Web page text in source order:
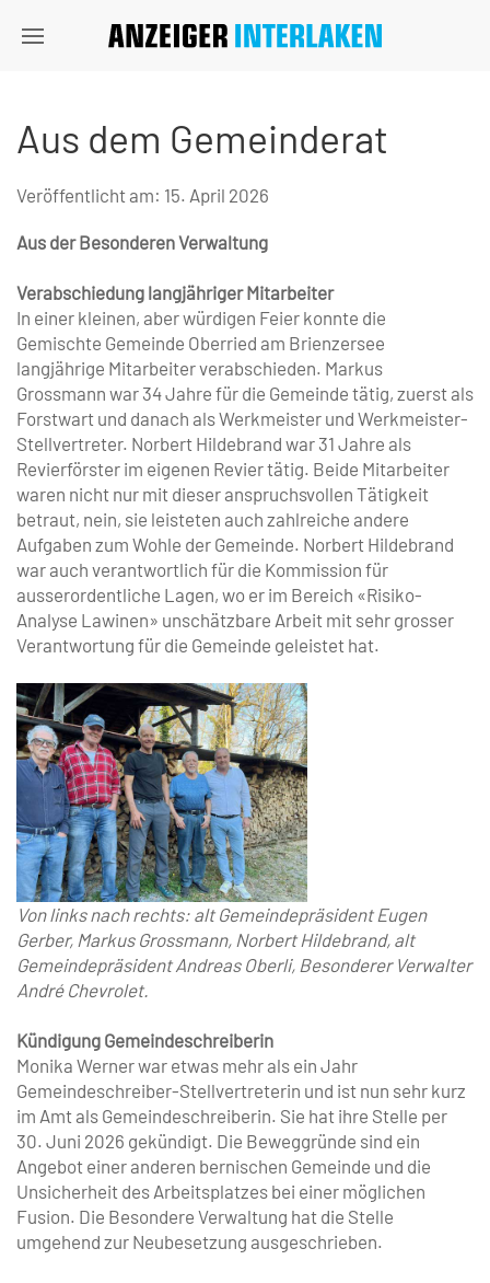
Aus dem Gemeinderat
Veröffentlicht am: 15. April 2026
Aus der Besonderen Verwaltung
Verabschiedung langjähriger Mitarbeiter
In einer kleinen, aber würdigen Feier konnte die
Gemischte Gemeinde Oberried am Brienzersee
langjährige Mitarbeiter verabschieden. Markus
Grossmann war 34 Jahre für die Gemeinde tätig, zuerst als
Forstwart und danach als Werkmeister und Werkmeister-
Stellvertreter. Norbert Hildebrand war 31 Jahre als
Revierförster im eigenen Revier tätig. Beide Mitarbeiter
waren nicht nur mit dieser anspruchsvollen Tätigkeit
betraut, nein, sie leisteten auch zahlreiche andere
Aufgaben zum Wohle der Gemeinde. Norbert Hildebrand
war auch verantwortlich für die Kommission für
ausserordentliche Lagen, wo er im Bereich «Risiko-
Analyse Lawinen» unschätzbare Arbeit mit sehr grosser
Verantwortung für die Gemeinde geleistet hat.
Von links nach rechts: alt Gemeindepräsident Eugen
Gerber, Markus Grossmann, Norbert Hildebrand, alt
Gemeindepräsident Andreas Oberli, Besonderer Verwalter
André Chevrolet.
Kündigung Gemeindeschreiberin
Monika Werner war etwas mehr als ein Jahr
Gemeindeschreiber-Stellvertreterin und ist nun sehr kurz
im Amt als Gemeindeschreiberin. Sie hat ihre Stelle per
30. Juni 2026 gekündigt. Die Beweggründe sind ein
Angebot einer anderen bernischen Gemeinde und die
Unsicherheit des Arbeitsplatzes bei einer möglichen
Fusion. Die Besondere Verwaltung hat die Stelle
umgehend zur Neubesetzung ausgeschrieben.